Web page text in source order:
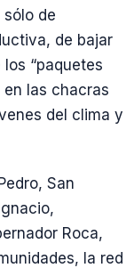
de
de bajar
“paquetes
las chacras
del clima y
San
Roca,
la red